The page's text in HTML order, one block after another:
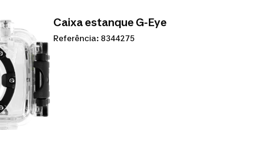
Caixa estanque G-Eye
Referência: 8344275